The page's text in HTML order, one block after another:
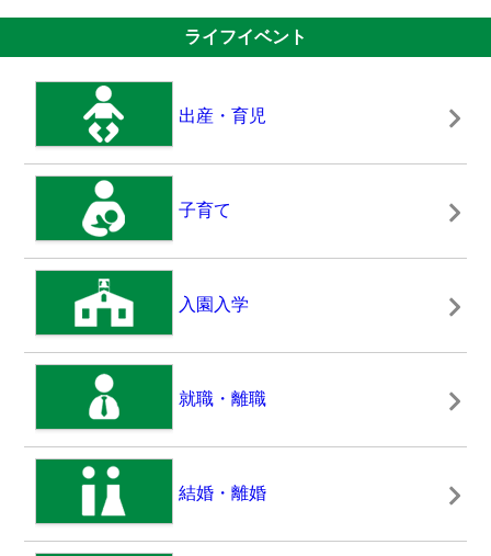
吉賀町業務量管理・健康確保措置実施計画
2026年03月11日
ドラマ「森英恵 Butterfly beyond」 放送決定の
2026年03月06日
令和８年３月町長施政方針を掲載しました
ライフイベント
出産・育児
子育て
入園入学
就職・離職
結婚・離婚